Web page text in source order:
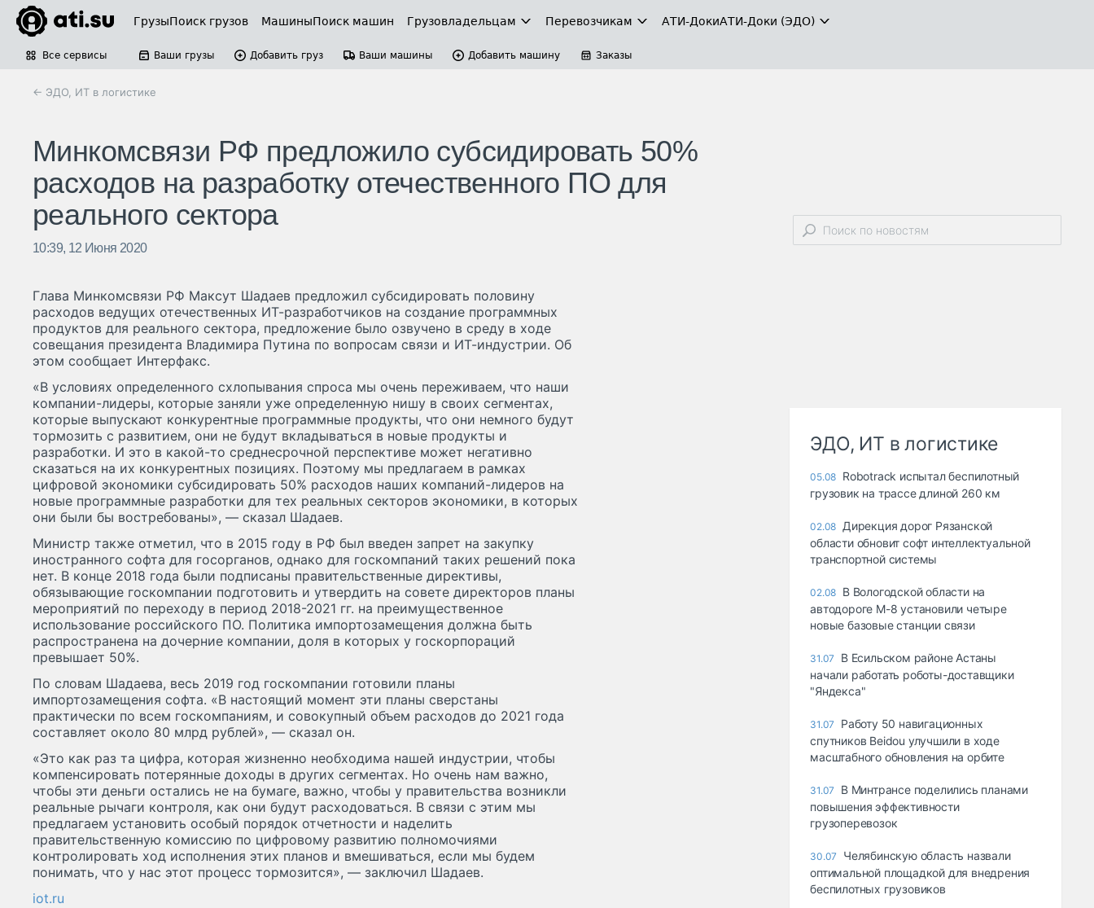
ГрузыПоиск грузов МашиныПоиск машин Грузовладельцам Перевозчикам АТИ-ДокиАТИ-Доки (ЭДО)
Все сервисы Ваши грузы Добавить груз Ваши машины Добавить машину Заказы
← ЭДО, ИТ в логистике
Минкомсвязи РФ предложило субсидировать 50%
расходов на разработку отечественного ПО для
реального сектора
10:39, 12 Июня 2020
Глава Минкомсвязи РФ Максут Шадаев предложил субсидировать половину
расходов ведущих отечественных ИТ-разработчиков на создание программных
продуктов для реального сектора, предложение было озвучено в среду в ходе
совещания президента Владимира Путина по вопросам связи и ИТ-индустрии. Об
этом сообщает Интерфакс.
«В условиях определенного схлопывания спроса мы очень переживаем, что наши
компании-лидеры, которые заняли уже определенную нишу в своих сегментах,
которые выпускают конкурентные программные продукты, что они немного будут
тормозить с развитием, они не будут вкладываться в новые продукты и
разработки. И это в какой-то среднесрочной перспективе может негативно
сказаться на их конкурентных позициях. Поэтому мы предлагаем в рамках
цифровой экономики субсидировать 50% расходов наших компаний-лидеров на
новые программные разработки для тех реальных секторов экономики, в которых
они были бы востребованы», — сказал Шадаев.
Министр также отметил, что в 2015 году в РФ был введен запрет на закупку
иностранного софта для госорганов, однако для госкомпаний таких решений пока
нет. В конце 2018 года были подписаны правительственные директивы,
обязывающие госкомпании подготовить и утвердить на совете директоров планы
мероприятий по переходу в период 2018-2021 гг. на преимущественное
использование российского ПО. Политика импортозамещения должна быть
распространена на дочерние компании, доля в которых у госкорпораций
превышает 50%.
По словам Шадаева, весь 2019 год госкомпании готовили планы
импортозамещения софта. «В настоящий момент эти планы сверстаны
практически по всем госкомпаниям, и совокупный объем расходов до 2021 года
составляет около 80 млрд рублей», — сказал он.
«Это как раз та цифра, которая жизненно необходима нашей индустрии, чтобы
компенсировать потерянные доходы в других сегментах. Но очень нам важно,
чтобы эти деньги остались не на бумаге, важно, чтобы у правительства возникли
реальные рычаги контроля, как они будут расходоваться. В связи с этим мы
предлагаем установить особый порядок отчетности и наделить
правительственную комиссию по цифровому развитию полномочиями
контролировать ход исполнения этих планов и вмешиваться, если мы будем
понимать, что у нас этот процесс тормозится», — заключил Шадаев.
iot.ru
ЭДО, ИТ в логистике
05.08 Robotrack испытал беспилотный
грузовик на трассе длиной 260 км
02.08 Дирекция дорог Рязанской
области обновит софт интеллектуальной
транспортной системы
02.08 В Вологодской области на
автодороге М-8 установили четыре
новые базовые станции связи
31.07
В Есильском районе Астаны
начали работать роботы-доставщики
"Яндекса"
31.07
Работу 50 навигационных
спутников Beidou улучшили в ходе
масштабного обновления на орбите
31.07
В Минтрансе поделились планами
повышения эффективности
грузоперевозок
30.07
Челябинскую область назвали
оптимальной площадкой для внедрения
беспилотных грузовиков